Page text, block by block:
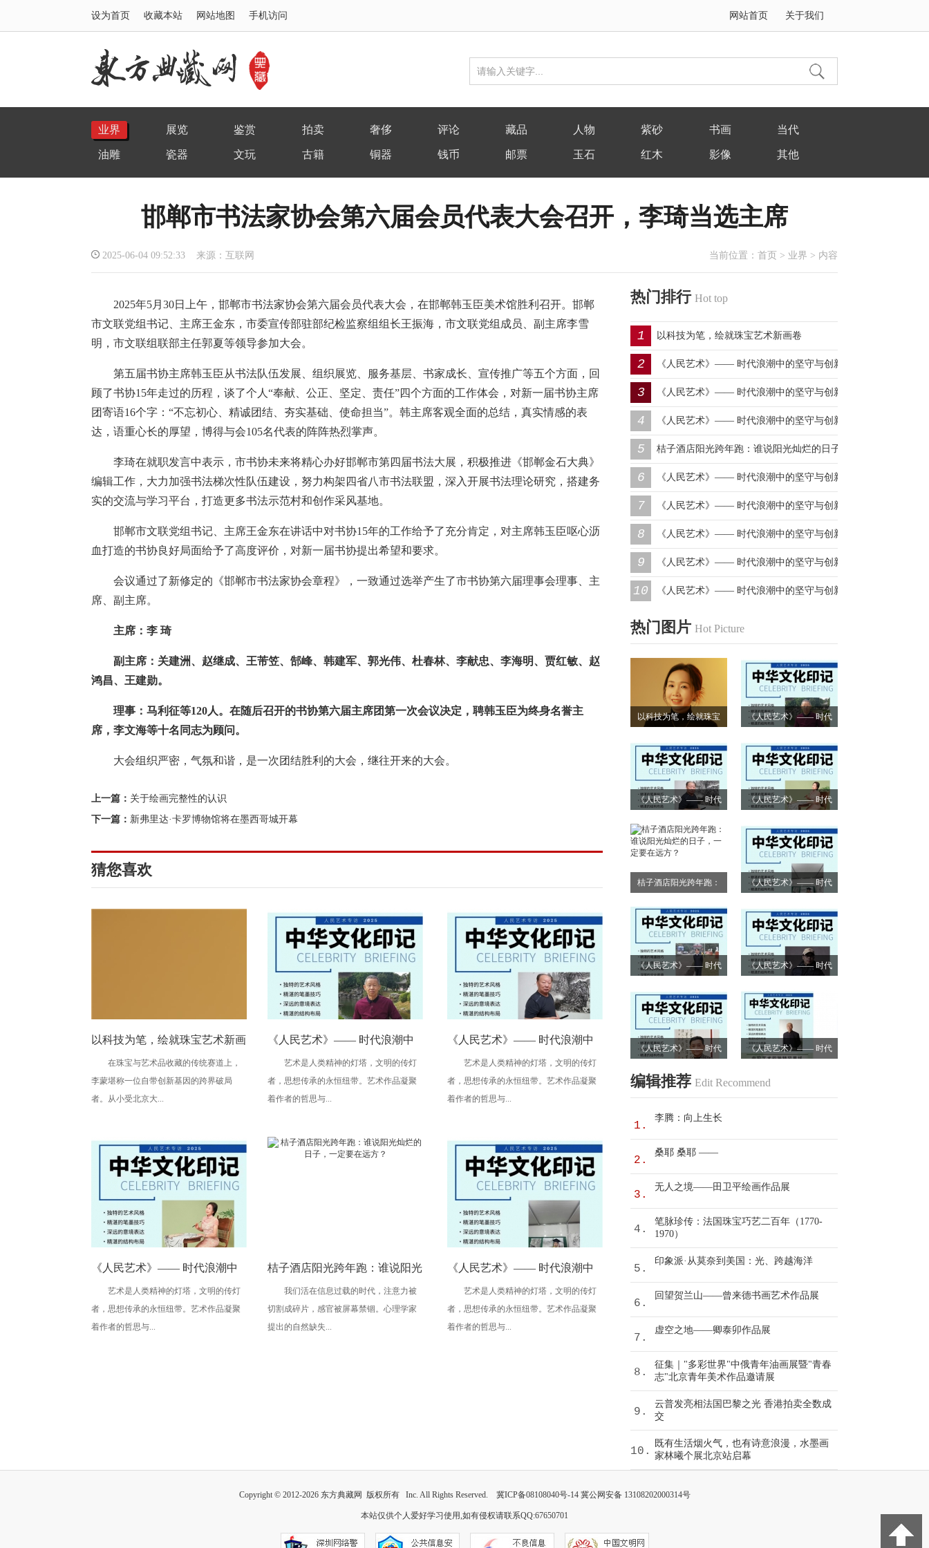
设为首页 收藏本站 网站地图 手机访问 网站首页 关于我们
业界 展览 鉴赏 拍卖 奢侈 评论 藏品 人物 紫砂 书画 当代
油雕 瓷器 文玩 古籍 铜器 钱币 邮票 玉石 红木 影像 其他
邯郸市书法家协会第六届会员代表大会召开，李琦当选主席
2025-06-04 09:52:33 来源：互联网 当前位置： 首页 > 业界 > 内容
2025年5月30日上午，邯郸市书法家协会第六届会员代表大会，在邯郸韩玉臣美术馆胜利召开。邯郸
市文联党组书记、主席王金东，市委宣传部驻部纪检监察组组长王振海，市文联党组成员、副主席李雪
明，市文联组联部主任郭夏等领导参加大会。
第五届书协主席韩玉臣从书法队伍发展、组织展览、服务基层、书家成长、宣传推广等五个方面，回
顾了书协15年走过的历程，谈了个人“奉献、公正、坚定、责任”四个方面的工作体会，对新一届书协主席
团寄语16个字：“不忘初心、精诚团结、夯实基础、使命担当”。韩主席客观全面的总结，真实情感的表
达，语重心长的厚望，博得与会105名代表的阵阵热烈掌声。
李琦在就职发言中表示，市书协未来将精心办好邯郸市第四届书法大展，积极推进《邯郸金石大典》
编辑工作，大力加强书法梯次性队伍建设，努力构架四省八市书法联盟，深入开展书法理论研究，搭建务
实的交流与学习平台，打造更多书法示范村和创作采风基地。
邯郸市文联党组书记、主席王金东在讲话中对书协15年的工作给予了充分肯定，对主席韩玉臣呕心沥
血打造的书协良好局面给予了高度评价，对新一届书协提出希望和要求。
会议通过了新修定的《邯郸市书法家协会章程》，一致通过选举产生了市书协第六届理事会理事、主
席、副主席。
主席：李 琦
副主席：关建洲、赵继成、王芾笠、郜峰、韩建军、郭光伟、杜春林、李献忠、李海明、贾红敏、赵
鸿昌、王建勋。
理事：马利征等120人。在随后召开的书协第六届主席团第一次会议决定，聘韩玉臣为终身名誉主
席，李文海等十名同志为顾问。
大会组织严密，气氛和谐，是一次团结胜利的大会，继往开来的大会。
上一篇： 关于绘画完整性的认识
下一篇： 新弗里达·卡罗博物馆将在墨西哥城开幕
猜您喜欢
以科技为笔，绘就珠宝艺术新画
在珠宝与艺术品收藏的传统赛道上，
李蒙堪称一位自带创新基因的跨界破局
者。从小受北京大...
《人民艺术》—— 时代浪潮中
的坚守与创新丨专访朱建谷
艺术是人类精神的灯塔，文明的传灯
者，思想传承的永恒纽带。艺术作品凝聚
着作者的哲思与...
《人民艺术》—— 时代浪潮中
的坚守与创新丨专访王万宏
艺术是人类精神的灯塔，文明的传灯
者，思想传承的永恒纽带。艺术作品凝聚
着作者的哲思与...
《人民艺术》—— 时代浪潮中
的坚守与创新丨专访刘小爱
艺术是人类精神的灯塔，文明的传灯
者，思想传承的永恒纽带。艺术作品凝聚
着作者的哲思与...
桔子酒店阳光跨年跑：谁说阳光
灿烂的日子，一定要在远方？
我们活在信息过载的时代，注意力被
切割成碎片，感官被屏幕禁锢。心理学家
提出的自然缺失...
《人民艺术》—— 时代浪潮中
的坚守与创新丨专访莫怀远
艺术是人类精神的灯塔，文明的传灯
者，思想传承的永恒纽带。艺术作品凝聚
着作者的哲思与...
热门排行 Hot top
1 以科技为笔，绘就珠宝艺术新画卷
2 《人民艺术》—— 时代浪潮中的坚守与创新丨专访朱建谷
3 《人民艺术》—— 时代浪潮中的坚守与创新丨专访王万宏
4 《人民艺术》—— 时代浪潮中的坚守与创新丨专访刘小爱
5 桔子酒店阳光跨年跑：谁说阳光灿烂的日子，一定要在远
方？
6 《人民艺术》—— 时代浪潮中的坚守与创新丨专访莫怀远
7 《人民艺术》—— 时代浪潮中的坚守与创新丨专访卿笃武
8 《人民艺术》—— 时代浪潮中的坚守与创新丨专访张涛
9 《人民艺术》—— 时代浪潮中的坚守与创新丨专访沈志昂
10 《人民艺术》—— 时代浪潮中的坚守与创新丨专访李润德
热门图片 Hot Picture
以科技为笔，绘就珠宝 《人民艺术》—— 时代
专访朱建谷
《人民艺术》—— 时代
专访王万宏
《人民艺术》—— 时代
专访刘小爱
桔子酒店阳光跨年跑：
一定要在远方？
《人民艺术》—— 时代
专访莫怀远
《人民艺术》—— 时代
专访卿笃武
《人民艺术》—— 时代
专访张涛
《人民艺术》—— 时代
专访沈志昂
《人民艺术》—— 时代
编辑推荐 Edit Recommend
1.
李腾：向上生长
2.
桑耶 桑耶 ——
3.
无人之境——田卫平绘画作品展
4.
笔脉珍传：法国珠宝巧艺二百年（1770-
1970）
5.
印象派·从莫奈到美国：光、跨越海洋
6.
回望贺兰山——曾来德书画艺术作品展
7.
虚空之地——卿泰卯作品展
8.
征集｜"多彩世界"中俄青年油画展暨"青春
志"北京青年美术作品邀请展
9.
云普发亮相法国巴黎之光 香港拍卖全数成
交
10.
既有生活烟火气，也有诗意浪漫，水墨画
家林曦个展北京站启幕
Copyright © 2012-2026 东方典藏网 版权所有 Inc. All Rights Reserved. 冀ICP备08108040号-14 冀公网安备 13108202000314号
本站仅供个人爱好学习使用,如有侵权请联系QQ:67650701